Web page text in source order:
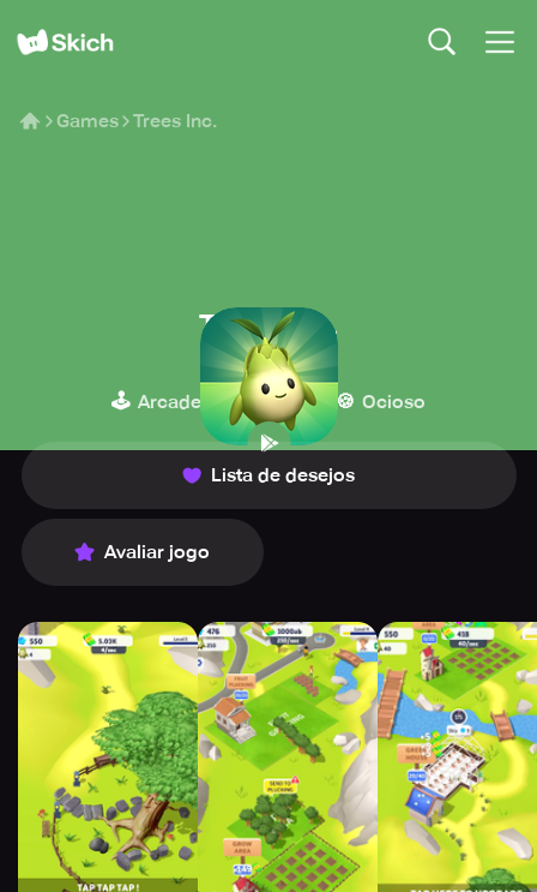
Games Trees Inc.
Trees Inc.
Funcell Games
🕹️ Arcade 👾 Casual 🍪 Ocioso
Lista de desejos
Avaliar jogo